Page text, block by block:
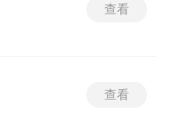
查看
查看